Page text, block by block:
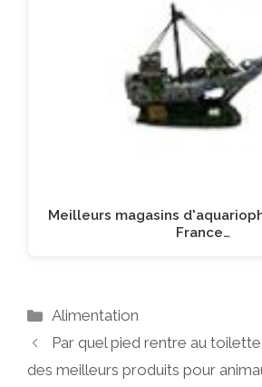
Meilleurs magasins
France…
Catégories
Alimentation
Par quel pied rentre au
des meilleurs produits pour